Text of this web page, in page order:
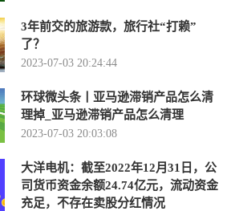
3年前交的旅游款，旅行社“打赖”
了？
2023-07-03 20:24:44
环球微头条丨亚马逊滞销产品怎么清
理掉_亚马逊滞销产品怎么清理
2023-07-03 20:03:08
大洋电机：截至2022年12月31日，公
司货币资金余额24.74亿元，流动资金
充足，不存在卖股分红情况